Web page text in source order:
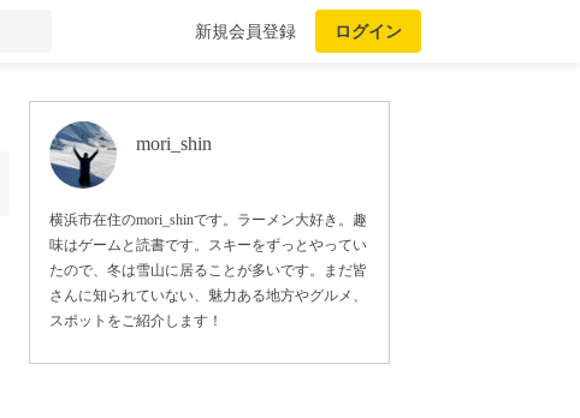
新規会員登録 ログイン
mori_shin
横浜市在住のmori_shinです。ラーメン大好き。趣
味はゲームと読書です。スキーをずっとやってい
たので、冬は雪山に居ることが多いです。まだ皆
さんに知られていない、魅力ある地方やグルメ、
スポットをご紹介します！